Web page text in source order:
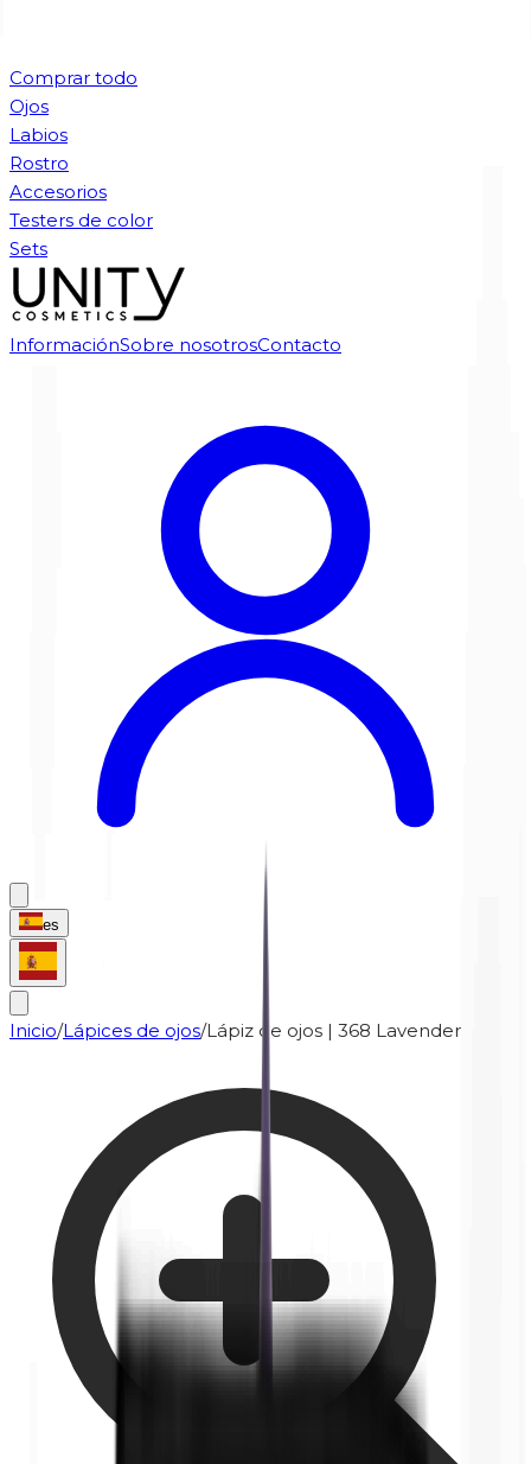
Comprar todo
Ojos
Labios
Rostro
Accesorios
Testers de color
Sets
InformaciónSobre nosotrosContacto
es
Inicio/Lápices de ojos/Lápiz de ojos | 368 Lavender